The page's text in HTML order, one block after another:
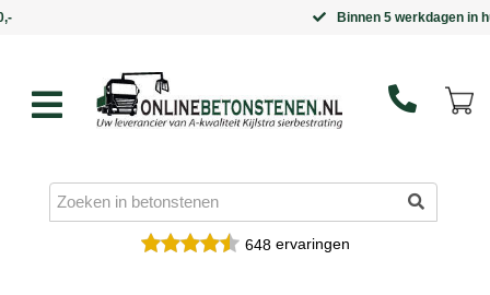
Binnen 5 werkdagen in huis
648ervaringen